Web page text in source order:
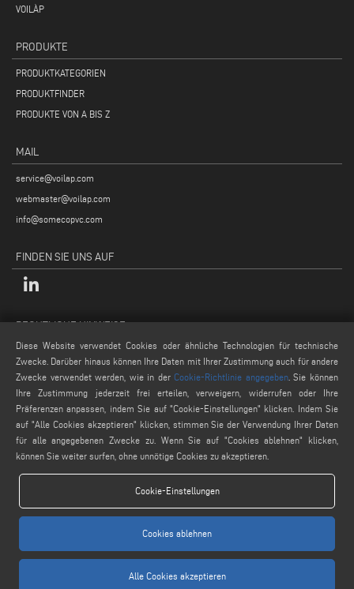
VOILÀP
PRODUKTE
PRODUKTKATEGORIEN
PRODUKTFINDER
PRODUKTE VON A BIS Z
MAIL
service@voilap.com
webmaster@voilap.com
info@somecopvc.com
FINDEN SIE UNS AUF
RECHTLICHE HINWEISE
Datenschutzpolitik
Rechtliche Hinweise
Cookie-Politik
Allgemeine Verkaufsbedingungen
www.voilap.com
Diese Website verwendet Cookies oder ähnliche Technologien für technische
Zwecke. Darüber hinaus können Ihre Daten mit Ihrer Zustimmung auch für andere
Zwecke verwendet werden, wie in der Cookie-Richtlinie angegeben. Sie können
Ihre Zustimmung jederzeit frei erteilen, verweigern, widerrufen oder Ihre
Präferenzen anpassen, indem Sie auf "Cookie-Einstellungen" klicken. Indem Sie
auf "Alle Cookies akzeptieren" klicken, stimmen Sie der Verwendung Ihrer Daten
für alle angegebenen Zwecke zu. Wenn Sie auf "Cookies ablehnen" klicken,
können Sie weiter surfen, ohne unnötige Cookies zu akzeptieren.
Cookie-Einstellungen
Cookies ablehnen
Alle Cookies akzeptieren